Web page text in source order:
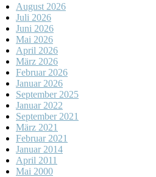
August 2026
Juli 2026
Juni 2026
Mai 2026
April 2026
März 2026
Februar 2026
Januar 2026
September 2025
Januar 2022
September 2021
März 2021
Februar 2021
Januar 2014
April 2011
Mai 2000